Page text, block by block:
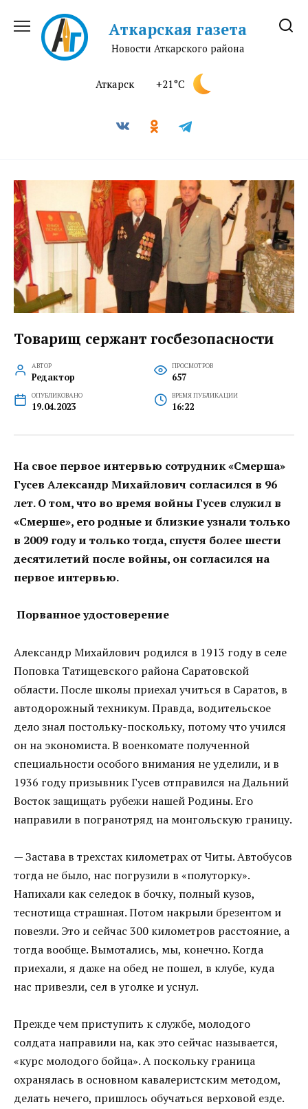
содержанию
Аткарская газета
Новости Аткарского района
Аткарск +21°C
Товарищ сержант госбезопасности
АВТОР
Редактор
ПРОСМОТРОВ
657
ОПУБЛИКОВАНО
19.04.2023
ВРЕМЯ ПУБЛИКАЦИИ
16:22
На свое первое интервью сотрудник «Смерша»
Гусев Александр Михайлович согласился в 96
лет. О том, что во время войны Гусев служил в
«Смерше», его родные и близкие узнали только
в 2009 году и только тогда, спустя более шести
десятилетий после войны, он согласился на
первое интервью.
Порванное удостоверение
Александр Михайлович родился в 1913 году в селе
Поповка Татищевского района Саратовской
области. После школы приехал учиться в Саратов, в
автодорожный техникум. Правда, водительское
дело знал постольку-поскольку, потому что учился
он на экономиста. В военкомате полученной
специальности особого внимания не уделили, и в
1936 году призывник Гусев отправился на Дальний
Восток защищать рубежи нашей Родины. Его
направили в погранотряд на монгольскую границу.
— Застава в трехстах километрах от Читы. Автобусов
тогда не было, нас погрузили в «полуторку».
Напихали как селедок в бочку, полный кузов,
теснотища страшная. Потом накрыли брезентом и
повезли. Это и сейчас 300 километров расстояние, а
тогда вообще. Вымотались, мы, конечно. Когда
приехали, я даже на обед не пошел, в клубе, куда
нас привезли, сел в уголке и уснул.
Прежде чем приступить к службе, молодого
солдата направили на, как это сейчас называется,
«курс молодого бойца». А поскольку граница
охранялась в основном кавалеристским методом,
делать нечего, пришлось обучаться верховой езде.